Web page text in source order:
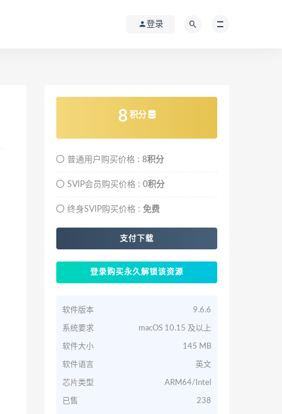
登录
8 积分
普通用户购买价格 : 8积分
SVIP会员购买价格 : 0积分
终身SVIP购买价格 : 免费
支付下载
登录购买永久解锁该资源
软件版本 9.6.6
系统要求 macOS 10.15 及以上
软件大小 145 MB
软件语言 英文
芯片类型 ARM64/Intel
已售 238